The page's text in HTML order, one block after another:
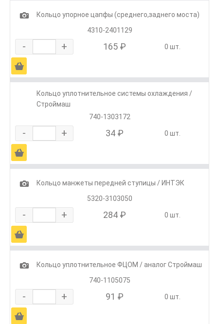
1
Кольцо упорное цапфы (среднего,заднего моста)
4310-2401129
- + 165 ₽ 0 шт.
Ä
Кольцо уплотнительное системы охлаждения /
Строймаш
740-1303172
- + 34 ₽ 0 шт.
Ä
1
Кольцо манжеты передней ступицы / ИНТЭК
5320-3103050
- + 284 ₽ 0 шт.
Ä
1
Кольцо уплотнительное ФЦОМ / аналог Строймаш
740-1105075
- + 91 ₽ 0 шт.
Ä